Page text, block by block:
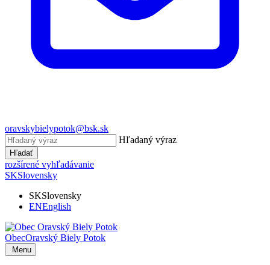
oravskybielypotok@bsk.sk
Hľadaný výraz
Hľadať
rozšírené vyhľadávanie
SKSlovensky
SKSlovensky
ENEnglish
ObecOravský Biely Potok
Menu